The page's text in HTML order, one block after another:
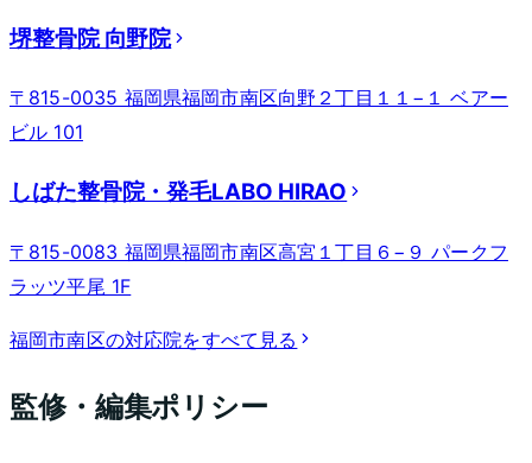
堺整骨院 向野院
〒815-0035 福岡県福岡市南区向野２丁目１１−１ ベアー
ビル 101
しばた整骨院・発毛LABO HIRAO
〒815-0083 福岡県福岡市南区高宮１丁目６−９ パークフ
ラッツ平尾 1F
福岡市南区の対応院をすべて見る
監修・編集ポリシー